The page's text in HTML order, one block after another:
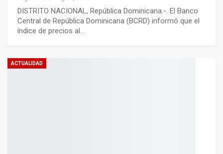
DISTRITO NACIONAL, República Dominicana.-. El Banco
Central de República Dominicana (BCRD) informó que el
índice de precios al…
ACTUALIDAD